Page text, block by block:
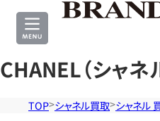
CHANEL（シャネ
TOP シャネル買取 シャネル